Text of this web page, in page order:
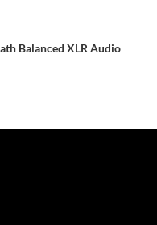
Balanced XLR Audio